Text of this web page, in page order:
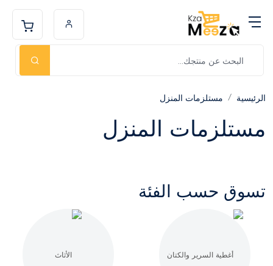
الرئيسية مستلزمات المنزل
مستلزمات المنزل
تسوق حسب الفئة